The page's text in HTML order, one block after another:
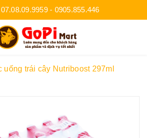
07.08.09.9959- 0905.855.446
uống trái cây Nutriboost 297ml